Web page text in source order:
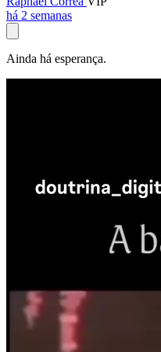
há 2 semanas
Ainda há esperança.